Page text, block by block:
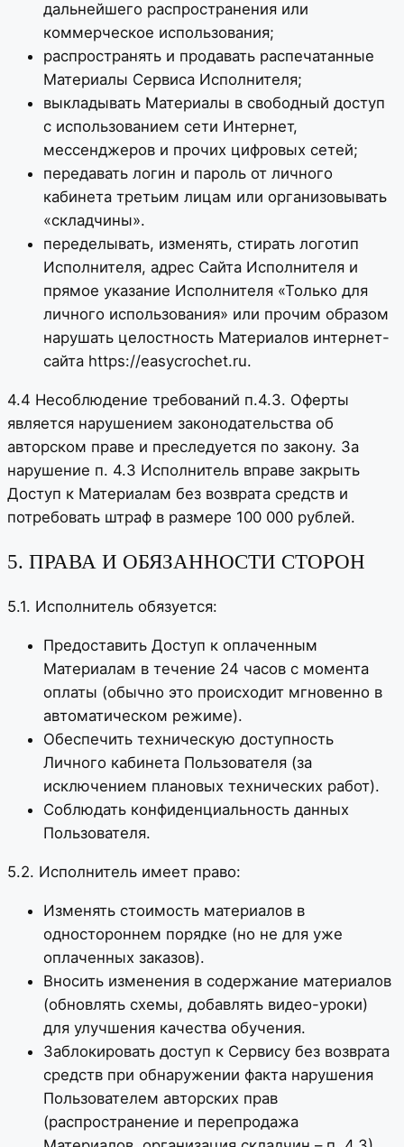
дальнейшего распространения или
коммерческое использования;
распространять и продавать распечатанные
Материалы Сервиса Исполнителя;
выкладывать Материалы в свободный доступ
с использованием сети Интернет,
мессенджеров и прочих цифровых сетей;
передавать логин и пароль от личного
кабинета третьим лицам или организовывать
«складчины».
переделывать, изменять, стирать логотип
Исполнителя, адрес Сайта Исполнителя и
прямое указание Исполнителя «Только для
личного использования» или прочим образом
нарушать целостность Материалов интернет-
сайта https://easycrochet.ru.
4.4 Несоблюдение требований п.4.3. Оферты
является нарушением законодательства об
авторском праве и преследуется по закону. За
нарушение п. 4.3 Исполнитель вправе закрыть
Доступ к Материалам без возврата средств и
потребовать штраф в размере 100 000 рублей.
5. ПРАВА И ОБЯЗАННОСТИ СТОРОН
5.1. Исполнитель обязуется:
Предоставить Доступ к оплаченным
Материалам в течение 24 часов с момента
оплаты (обычно это происходит мгновенно в
автоматическом режиме).
Обеспечить техническую доступность
Личного кабинета Пользователя (за
исключением плановых технических работ).
Соблюдать конфиденциальность данных
Пользователя.
5.2. Исполнитель имеет право:
Изменять стоимость материалов в
одностороннем порядке (но не для уже
оплаченных заказов).
Вносить изменения в содержание материалов
(обновлять схемы, добавлять видео-уроки)
для улучшения качества обучения.
Заблокировать доступ к Сервису без возврата
средств при обнаружении факта нарушения
Пользователем авторских прав
(распространение и перепродажа